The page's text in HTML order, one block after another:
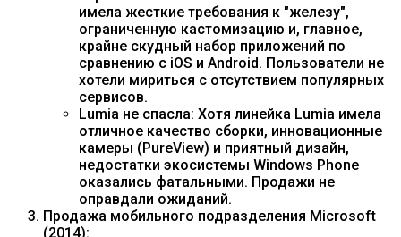
имела жесткие требования к "железу",
ограниченную кастомизацию и, главное,
крайне скудный набор приложений по
сравнению с iOS и Android. Пользователи не
хотели мириться с отсутствием популярных
сервисов.
Lumia не спасла: Хотя линейка Lumia имела
отличное качество сборки, инновационные
камеры (PureView) и приятный дизайн,
недостатки экосистемы Windows Phone
оказались фатальными. Продажи не
оправдали ожиданий.
Продажа мобильного подразделения Microsoft
(2014):